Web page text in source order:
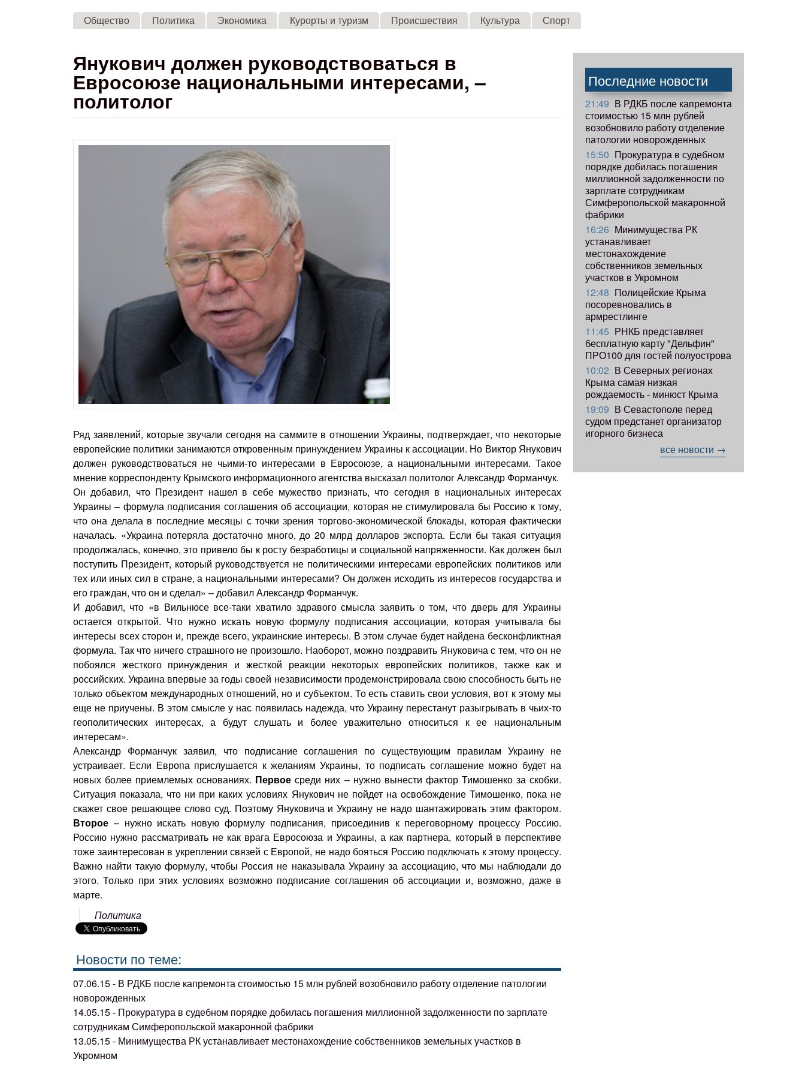
Skip to main content
Общество Политика Экономика Курорты и туризм Происшествия Культура Спорт
Янукович должен руководствоваться в
Евросоюзе национальными интересами, –
политолог
Ряд заявлений, которые звучали сегодня на саммите в отношении Украины, подтверждает, что некоторые
европейские политики занимаются откровенным принуждением Украины к ассоциации. Но Виктор Янукович
должен руководствоваться не чьими-то интересами в Евросоюзе, а национальными интересами. Такое
мнение корреспонденту Крымского информационного агентства высказал политолог Александр Форманчук.
Он добавил, что Президент нашел в себе мужество признать, что сегодня в национальных интересах
Украины – формула подписания соглашения об ассоциации, которая не стимулировала бы Россию к тому,
что она делала в последние месяцы с точки зрения торгово-экономической блокады, которая фактически
началась. «Украина потеряла достаточно много, до 20 млрд долларов экспорта. Если бы такая ситуация
продолжалась, конечно, это привело бы к росту безработицы и социальной напряженности. Как должен был
поступить Президент, который руководствуется не политическими интересами европейских политиков или
тех или иных сил в стране, а национальными интересами? Он должен исходить из интересов государства и
его граждан, что он и сделал» – добавил Александр Форманчук.
И добавил, что «в Вильнюсе все-таки хватило здравого смысла заявить о том, что дверь для Украины
остается открытой. Что нужно искать новую формулу подписания ассоциации, которая учитывала бы
интересы всех сторон и, прежде всего, украинские интересы. В этом случае будет найдена бесконфликтная
формула. Так что ничего страшного не произошло. Наоборот, можно поздравить Януковича с тем, что он не
побоялся жесткого принуждения и жесткой реакции некоторых европейских политиков, также как и
российских. Украина впервые за годы своей независимости продемонстрировала свою способность быть не
только объектом международных отношений, но и субъектом. То есть ставить свои условия, вот к этому мы
еще не приучены. В этом смысле у нас появилась надежда, что Украину перестанут разыгрывать в чьих-то
геополитических интересах, а будут слушать и более уважительно относиться к ее национальным
интересам».
Александр Форманчук заявил, что подписание соглашения по существующим правилам Украину не
устраивает. Если Европа прислушается к желаниям Украины, то подписать соглашение можно будет на
новых более приемлемых основаниях. Первое среди них – нужно вынести фактор Тимошенко за скобки.
Ситуация показала, что ни при каких условиях Янукович не пойдет на освобождение Тимошенко, пока не
скажет свое решающее слово суд. Поэтому Януковича и Украину не надо шантажировать этим фактором.
Второе – нужно искать новую формулу подписания, присоединив к переговорному процессу Россию.
Россию нужно рассматривать не как врага Евросоюза и Украины, а как партнера, который в перспективе
тоже заинтересован в укреплении связей с Европой, не надо бояться Россию подключать к этому процессу.
Важно найти такую формулу, чтобы Россия не наказывала Украину за ассоциацию, что мы наблюдали до
этого. Только при этих условиях возможно подписание соглашения об ассоциации и, возможно, даже в
марте.
Политика
Новости по теме:
07.06.15 - В РДКБ после капремонта стоимостью 15 млн рублей возобновило работу отделение патологии
новорожденных
14.05.15 - Прокуратура в судебном порядке добилась погашения миллионной задолженности по зарплате
сотрудникам Симферопольской макаронной фабрики
13.05.15 - Минимущества РК устанавливает местонахождение собственников земельных участков в
Укромном
Последние новости
21:49 В РДКБ после капремонта
стоимостью 15 млн рублей
возобновило работу отделение
патологии новорожденных
15:50 Прокуратура в судебном
порядке добилась погашения
миллионной задолженности по
зарплате сотрудникам
Симферопольской макаронной
фабрики
16:26 Минимущества РК
устанавливает
местонахождение
собственников земельных
участков в Укромном
12:48 Полицейские Крыма
посоревновались в
армрестлинге
11:45 РНКБ представляет
бесплатную карту "Дельфин"
ПРО100 для гостей полуострова
10:02 В Северных регионах
Крыма самая низкая
рождаемость - минюст Крыма
19:09 В Севастополе перед
судом предстанет организатор
игорного бизнеса
все новости →